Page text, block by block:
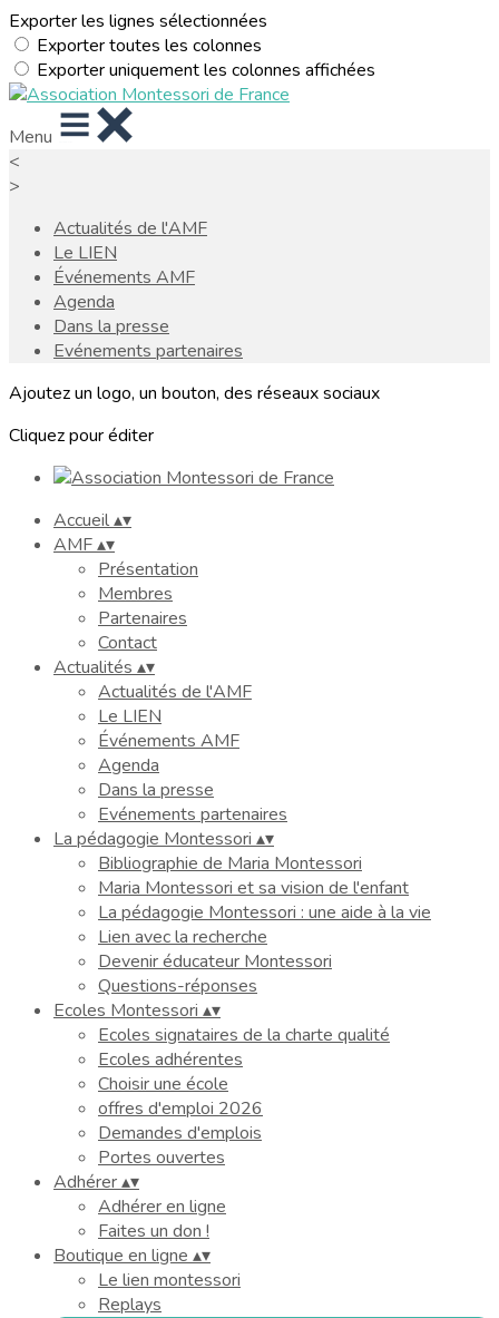
Exporter les lignes sélectionnées
Exporter toutes les colonnes
Exporter uniquement les colonnes affichées
Menu
<
>
Actualités de l'AMF
Le LIEN
Événements AMF
Agenda
Dans la presse
Evénements partenaires
Ajoutez un logo, un bouton, des réseaux sociaux
Cliquez pour éditer
Accueil▴▾
AMF▴▾
Présentation
Membres
Partenaires
Contact
Actualités ▴▾
Actualités de l'AMF
Le LIEN
Événements AMF
Agenda
Dans la presse
Evénements partenaires
La pédagogie Montessori ▴▾
Bibliographie de Maria Montessori
Maria Montessori et sa vision de l'enfant
La pédagogie Montessori : une aide à la vie
Lien avec la recherche
Devenir éducateur Montessori
Questions-réponses
Ecoles Montessori ▴▾
Ecoles signataires de la charte qualité
Ecoles adhérentes
Choisir une école
offres d'emploi 2026
Demandes d'emplois
Portes ouvertes
Adhérer▴▾
Adhérer en ligne
Faites un don !
Boutique en ligne ▴▾
Le lien montessori
Replays